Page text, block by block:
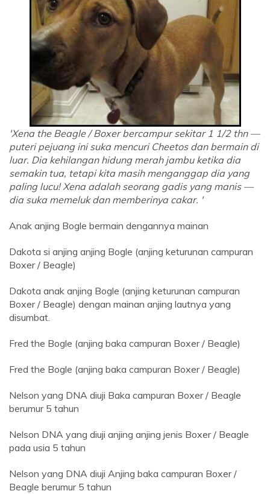
'Xena the Beagle / Boxer bercampur sekitar 1 1/2 thn —
puteri pejuang ini suka mencuri Cheetos dan bermain di
luar. Dia kehilangan hidung merah jambu ketika dia
semakin tua, tetapi kita masih menganggap dia yang
paling lucu! Xena adalah seorang gadis yang manis —
dia suka memeluk dan memberinya cakar. '
Anak anjing Bogle bermain dengannya mainan
Dakota si anjing anjing Bogle (anjing keturunan campuran
Boxer / Beagle)
Dakota anak anjing Bogle (anjing keturunan campuran
Boxer / Beagle) dengan mainan anjing lautnya yang
disumbat.
Fred the Bogle (anjing baka campuran Boxer / Beagle)
Fred the Bogle (anjing baka campuran Boxer / Beagle)
Nelson yang DNA diuji Baka campuran Boxer / Beagle
berumur 5 tahun
Nelson DNA yang diuji anjing anjing jenis Boxer / Beagle
pada usia 5 tahun
Nelson yang DNA diuji Anjing baka campuran Boxer /
Beagle berumur 5 tahun